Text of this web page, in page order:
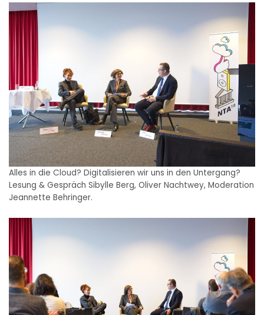
Alles in die Cloud? Digitalisieren wir uns in den Untergang?
Lesung & Gespräch Sibylle Berg, Oliver Nachtwey, Moderation
Jeannette Behringer.